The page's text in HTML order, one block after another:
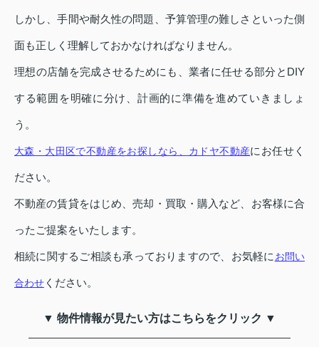
しかし、手間や耐久性の問題、予算管理の難しさといった側
面も正しく理解しておかなければなりません。
理想の店舗を完成させるためにも、業者に任せる部分とDIY
する範囲を明確に分け、計画的に準備を進めていきましょ
う。
大森・大田区で不動産をお探しなら、カドヤ不動産にお任せく
ださい。
不動産の賃貸をはじめ、売却・買取・購入など、お客様に合
ったご提案をいたします。
相続に関するご相談も承っておりますので、お気軽に お問い
合わせ ください。
▼ 物件情報が見たい方はこちらをクリック ▼